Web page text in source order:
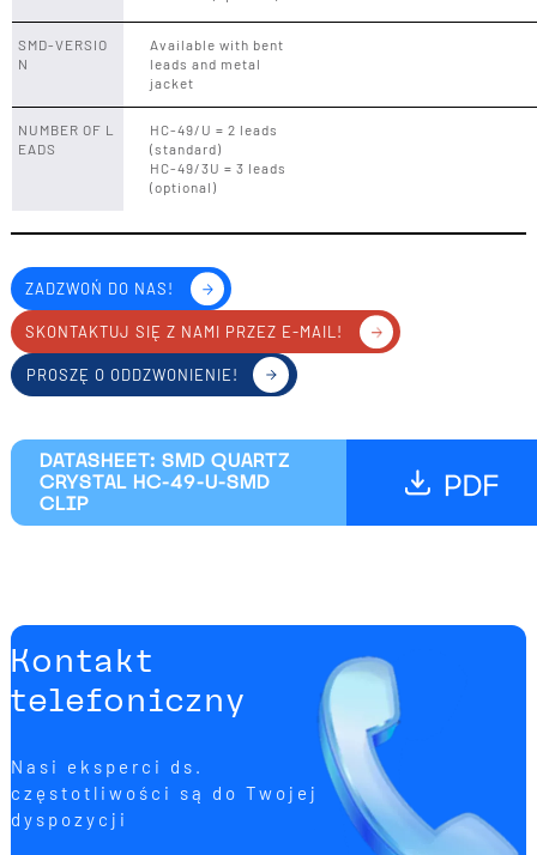
SMD-VERSIO
N
Available with bent
leads and metal
jacket
NUMBER OF L
EADS
HC-49/U = 2 leads
(standard)
HC-49/3U = 3 leads
(optional)
ZADZWOŃ DO NAS!
SKONTAKTUJ SIĘ Z NAMI PRZEZ E-MAIL!
PROSZĘ O ODDZWONIENIE!
DATASHEET: SMD QUARTZ
CRYSTAL HC-49-U-SMD
CLIP
Kontakt
telefoniczny
Nasi eksperci ds.
częstotliwości są do Twojej
dyspozycji